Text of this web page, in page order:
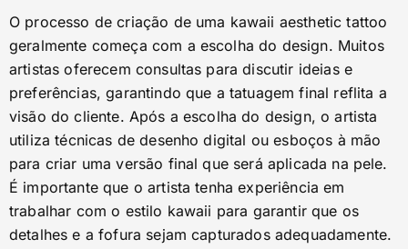
O processo de criação de uma kawaii aesthetic tattoo
geralmente começa com a escolha do design. Muitos
artistas oferecem consultas para discutir ideias e
preferências, garantindo que a tatuagem final reflita a
visão do cliente. Após a escolha do design, o artista
utiliza técnicas de desenho digital ou esboços à mão
para criar uma versão final que será aplicada na pele.
É importante que o artista tenha experiência em
trabalhar com o estilo kawaii para garantir que os
detalhes e a fofura sejam capturados adequadamente.